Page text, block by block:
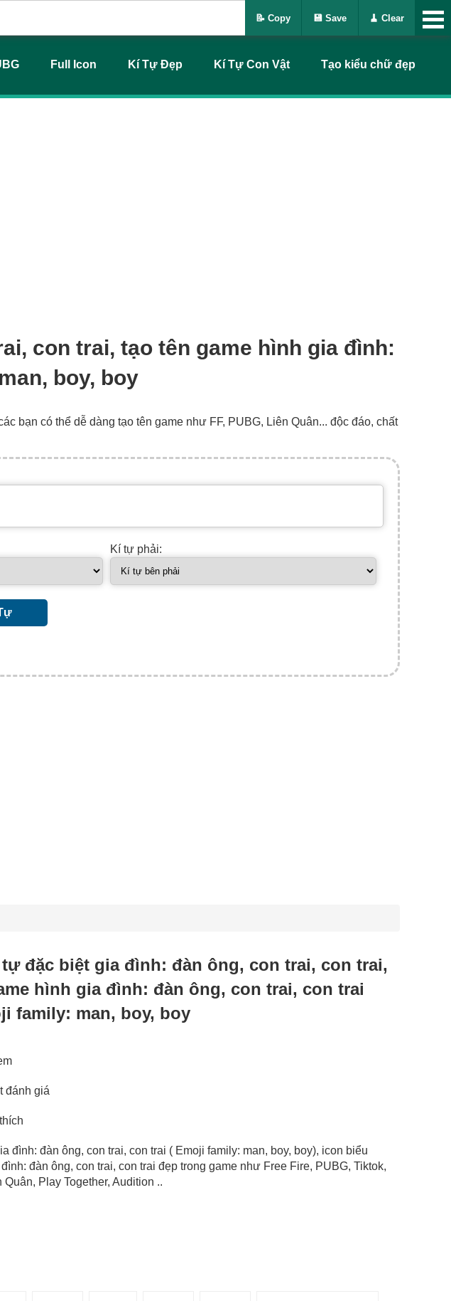
Full Icon Kí Tự Đẹp Kí Tự Con Vật Tạo kiểu chữ đẹp
con trai, tạo tên game hình gia đình:
boy, boy
bạn có thể dễ dàng tạo tên game như FF, PUBG, Liên Quân... độc đáo, chất
Kí tự phải:
tự đặc biệt gia đình: đàn ông, con trai, con trai,
hình gia đình: đàn ông, con trai, con trai
family: man, boy, boy
đánh giá
đình: đàn ông, con trai, con trai ( Emoji family: man, boy, boy), icon biểu
đàn ông, con trai, con trai đẹp trong game như Free Fire, PUBG, Tiktok,
Quân, Play Together, Audition ..
📝 Copy 💾 Save 🧹 Clear